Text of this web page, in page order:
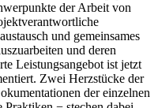
der Arbeit von
und gemeinsames
und deren
Leistungsangebot ist jetzt
Zwei Herzstücke der
der einzelnen